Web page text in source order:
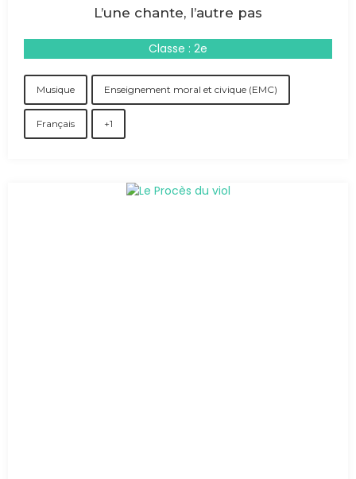
L’une chante, l’autre pas
Classe : 2e
Musique Enseignement moral et civique (EMC)
Français +1